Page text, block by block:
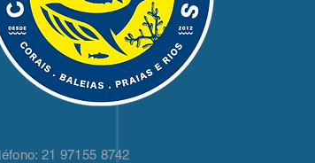
21 97155 8742